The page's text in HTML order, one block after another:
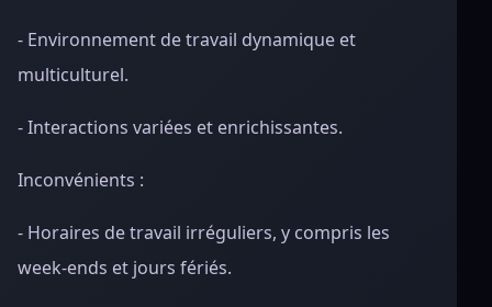
- Environnement de travail dynamique et
multiculturel.
- Interactions variées et enrichissantes.
Inconvénients :
- Horaires de travail irréguliers, y compris les
week-ends et jours fériés.